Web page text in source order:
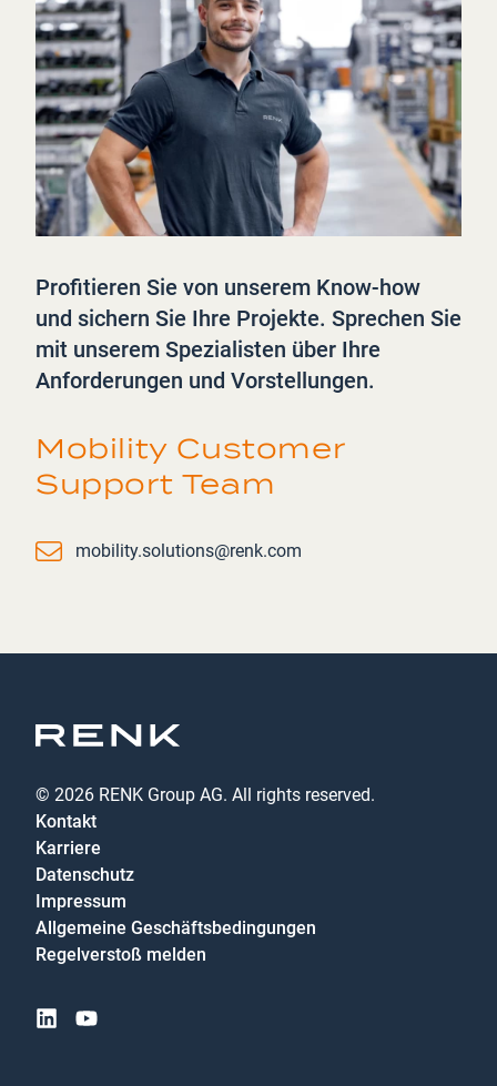
Profitieren Sie von unserem Know-how
und sichern Sie Ihre Projekte. Sprechen Sie
mit unserem Spezialisten über Ihre
Anforderungen und Vorstellungen.
Mobility Customer
Support Team
Emailmobility.solutions@renk.com
© 2026 RENK Group AG. All rights reserved.
Kontakt
Karriere
Datenschutz
Impressum
Allgemeine Geschäftsbedingungen
Regelverstoß melden